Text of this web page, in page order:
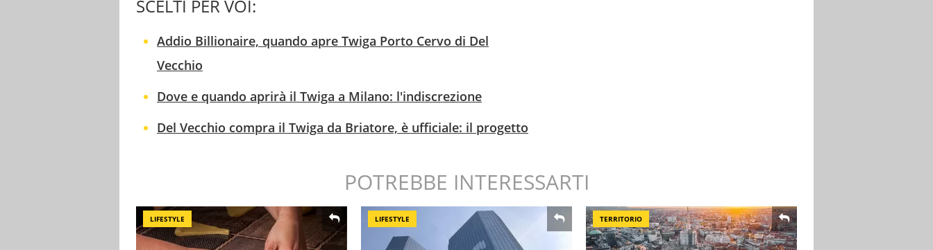
SCELTI PER VOI:
Addio Billionaire, quando apre Twiga Porto Cervo di Del
Vecchio
Dove e quando aprirà il Twiga a Milano: l'indiscrezione
Del Vecchio compra il Twiga da Briatore, è ufficiale: il progetto
POTREBBE INTERESSARTI
LIFESTYLE LIFESTYLE TERRITORIO